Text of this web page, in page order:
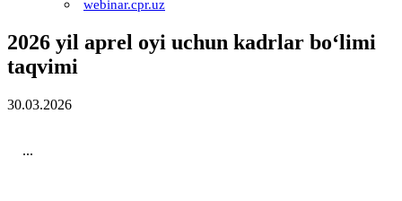
webinar.cpr.uz
2026 yil aprel oyi uchun kadrlar boʻlimi
taqvimi
30.03.2026
...